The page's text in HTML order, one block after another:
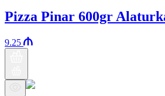
Pizza Pinar 600gr
9.25